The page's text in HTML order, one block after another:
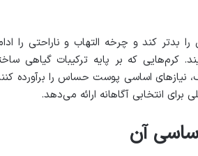
کند و چرخه التهاب و ناراحتی را
که بر پایه ترکیبات گیاهی
نیازهای اساسی پوست حساس را برآورده
انتخابی آگاهانه ارائه می‌دهد.
آن